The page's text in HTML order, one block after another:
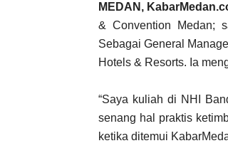
MEDAN,
& Convention Medan;
Sebagai General
Hotels & Resorts. Ia
“Saya kuliah di NHI
senang hal praktis
ketika ditemui